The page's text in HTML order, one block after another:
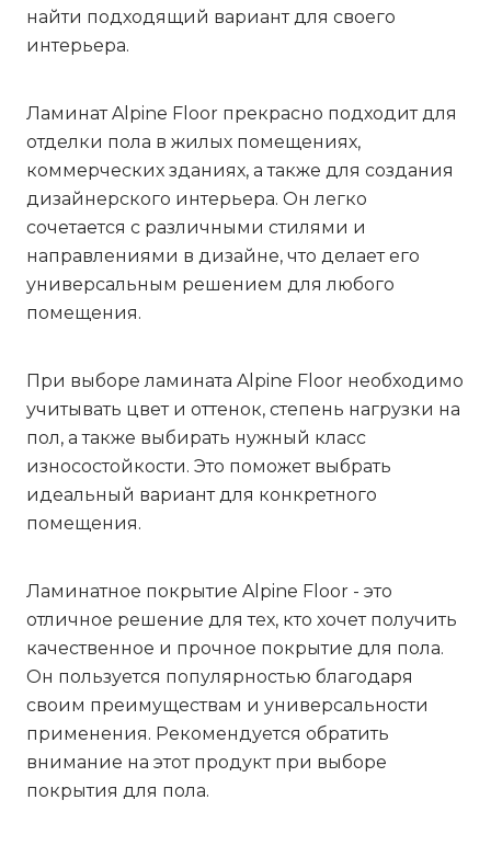
найти подходящий вариант для своего
интерьера.
Ламинат Alpine Floor прекрасно подходит для
отделки пола в жилых помещениях,
коммерческих зданиях, а также для создания
дизайнерского интерьера. Он легко
сочетается с различными стилями и
направлениями в дизайне, что делает его
универсальным решением для любого
помещения.
При выборе ламината Alpine Floor необходимо
учитывать цвет и оттенок, степень нагрузки на
пол, а также выбирать нужный класс
износостойкости. Это поможет выбрать
идеальный вариант для конкретного
помещения.
Ламинатное покрытие Alpine Floor - это
отличное решение для тех, кто хочет получить
качественное и прочное покрытие для пола.
Он пользуется популярностью благодаря
своим преимуществам и универсальности
применения. Рекомендуется обратить
внимание на этот продукт при выборе
покрытия для пола.